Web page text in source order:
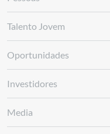
Talento Jovem
Oportunidades
Investidores
Media